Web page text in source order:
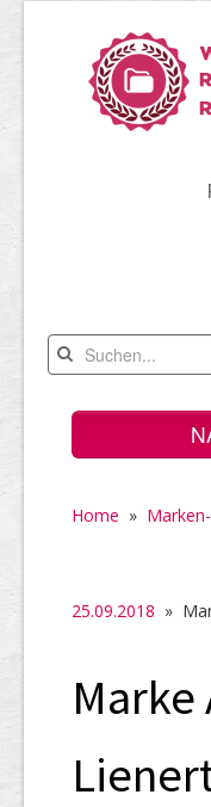
Home »
25.09.2018 »
Marke